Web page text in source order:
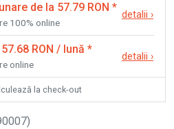
de la 57.79 RON *
100% online
detalii ›
RON / lună *
online
detalii ›
la check-out
)